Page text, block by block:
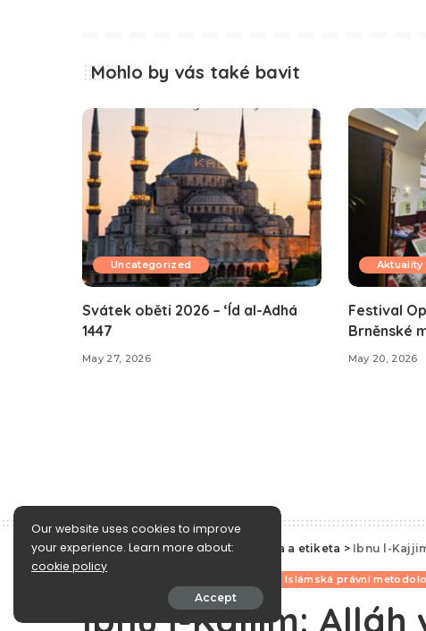
Mohlo by vás také bavit
Uncategorized
Svátek oběti 2026 – ‘Íd al-Adhá
1447
May 27, 2026
Aktuality
Festival
Brněnské
May 20, 2026
e-Islám >Blog>Islámská morálka a etiketa > Ibnu l-Kajjim:
Islámská právní
Ibnu l-Kajjim: Alláh
Our website uses cookies to improve
your experience. Learn more about:
cookie policy
Accept